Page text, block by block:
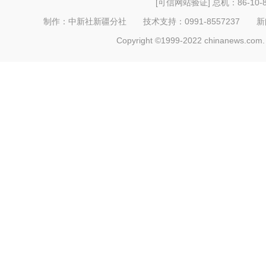
[可信网站验证] 总机：86-10-
制作：中新社新疆分社 技术支持：0991-8557237
Copyright ©1999-2022